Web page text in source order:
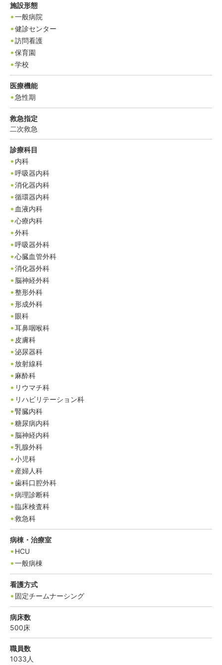
施設形態
一般病院
健診センター
訪問看護
保育園
学校
医療機能
急性期
救急指定
二次救急
診療科目
内科
呼吸器内科
消化器内科
循環器内科
血液内科
心療内科
外科
呼吸器外科
心臓血管外科
消化器外科
脳神経外科
整形外科
形成外科
眼科
耳鼻咽喉科
皮膚科
泌尿器科
放射線科
麻酔科
リウマチ科
リハビリテーション科
腎臓内科
糖尿病内科
脳神経内科
乳腺外科
小児科
産婦人科
歯科口腔外科
病理診断科
臨床検査科
救急科
病棟・治療室
HCU
一般病棟
看護方式
固定チームナーシング
病床数
500床
職員数
1033 人